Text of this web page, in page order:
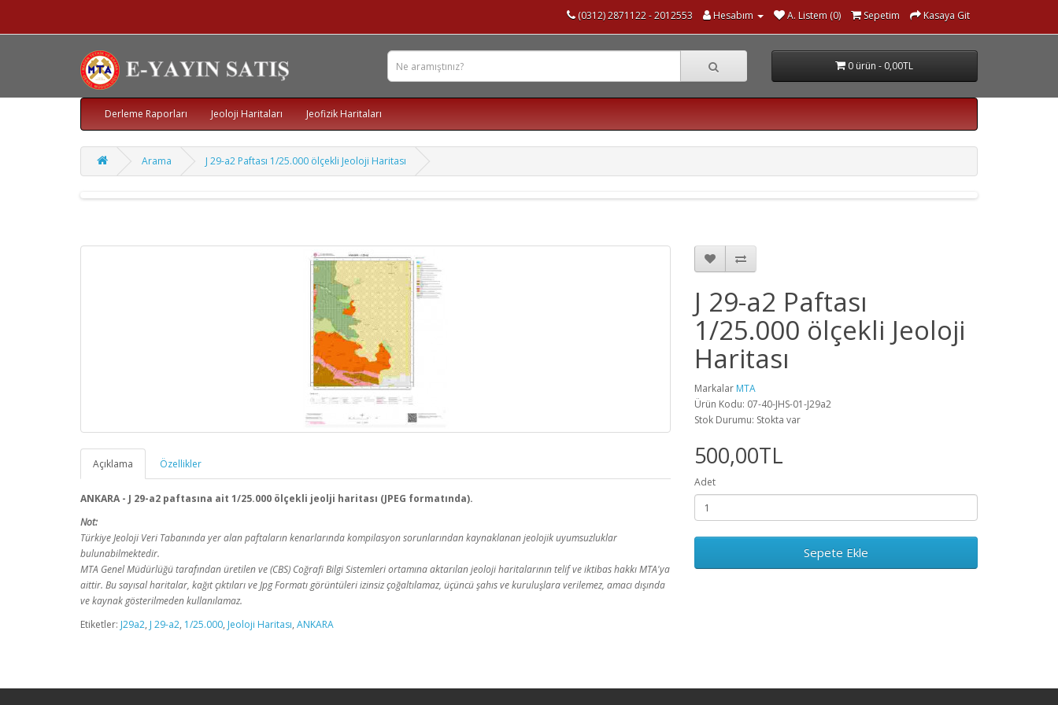
(0312) 2871122 - 2012553 Hesabım A. Listem (0) Sepetim Kasaya Git
0 ürün - 0,00TL
Derleme Raporları Jeoloji Haritaları Jeofizik Haritaları
Arama J 29-a2 Paftası 1/25.000 ölçekli Jeoloji Haritası
Açıklama Özellikler
ANKARA - J 29-a2 paftasına ait 1/25.000 ölçekli jeolji haritası (JPEG formatında).
Not:
Türkiye Jeoloji Veri Tabanında yer alan paftaların kenarlarında kompilasyon sorunlarından kaynaklanan jeolojik uyumsuzluklar
bulunabilmektedir.
MTA Genel Müdürlüğü tarafından üretilen ve (CBS) Coğrafi Bilgi Sistemleri ortamına aktarılan jeoloji haritalarının telif ve iktibas hakkı MTA'ya
aittir. Bu sayısal haritalar, kağıt çıktıları ve Jpg Formatı görüntüleri izinsiz çoğaltılamaz, üçüncü şahıs ve kuruluşlara verilemez, amacı dışında
ve kaynak gösterilmeden kullanılamaz.
J 29-a2 Paftası
1/25.000 ölçekli Jeoloji
Haritası
Markalar MTA
Ürün Kodu: 07-40-JHS-01-J29a2
Stok Durumu: Stokta var
500,00TL
Adet
Sepete Ekle
Etiketler: J29a2, J 29-a2, 1/25.000, Jeoloji Haritası, ANKARA